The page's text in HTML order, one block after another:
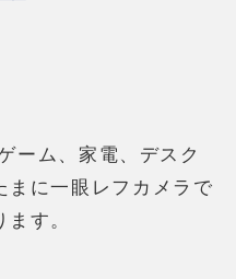
ーム、家電、デスク
まに一眼レフカメラで
す。